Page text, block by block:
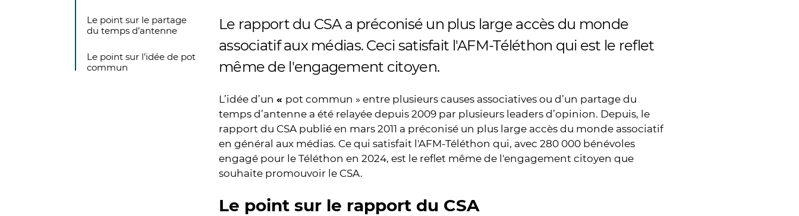
Le point sur le partage
du temps d’antenne
Le point sur l’idée de pot
commun
Le rapport du CSA a préconisé un plus large accès du monde
associatif aux médias. Ceci satisfait l'AFM-Téléthon qui est le reflet
même de l'engagement citoyen.
L’idée d’un « pot commun » entre plusieurs causes associatives ou d’un partage du
temps d’antenne a été relayée depuis 2009 par plusieurs leaders d’opinion. Depuis, le
rapport du CSA publié en mars 2011 a préconisé un plus large accès du monde associatif
en général aux médias. Ce qui satisfait l'AFM-Téléthon qui, avec 280 000 bénévoles
engagé pour le Téléthon en 2024, est le reflet même de l'engagement citoyen que
souhaite promouvoir le CSA.
Le point sur le rapport du CSA